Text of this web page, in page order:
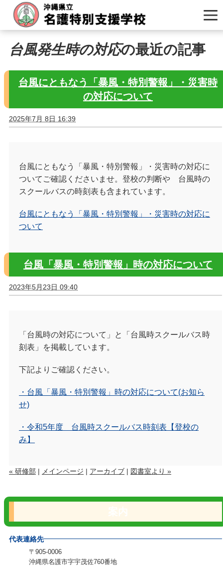
台風発生時の対応の最近の記事
台風にともなう「暴風・特別警報」・災害時
の対応について
2025年7月 8日 16:39
台風にともなう「暴風・特別警報」・災害時の対応に
ついてご確認くださいませ。登校の判断や 台風時の
スクールバスの時刻表も含まれています。
台風にともなう「暴風・特別警報」・災害時の対応に
ついて
台風「暴風・特別警報」時の対応について
2023年5月23日 09:40
「台風時の対応について」と「台風時スクールバス時
刻表」を掲載しています。
下記よりご確認ください。
・台風「暴風・特別警報」時の対応について(お知ら
せ)
・令和5年度 台風時スクールバス時刻表【登校の
み】
« 研修部 | メインページ | アーカイブ | 図書室より »
代表連絡先
〒905-0006
沖縄県名護市字宇茂佐760番地